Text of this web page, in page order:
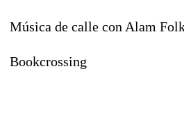
Música de calle con Alam
Bookcrossing